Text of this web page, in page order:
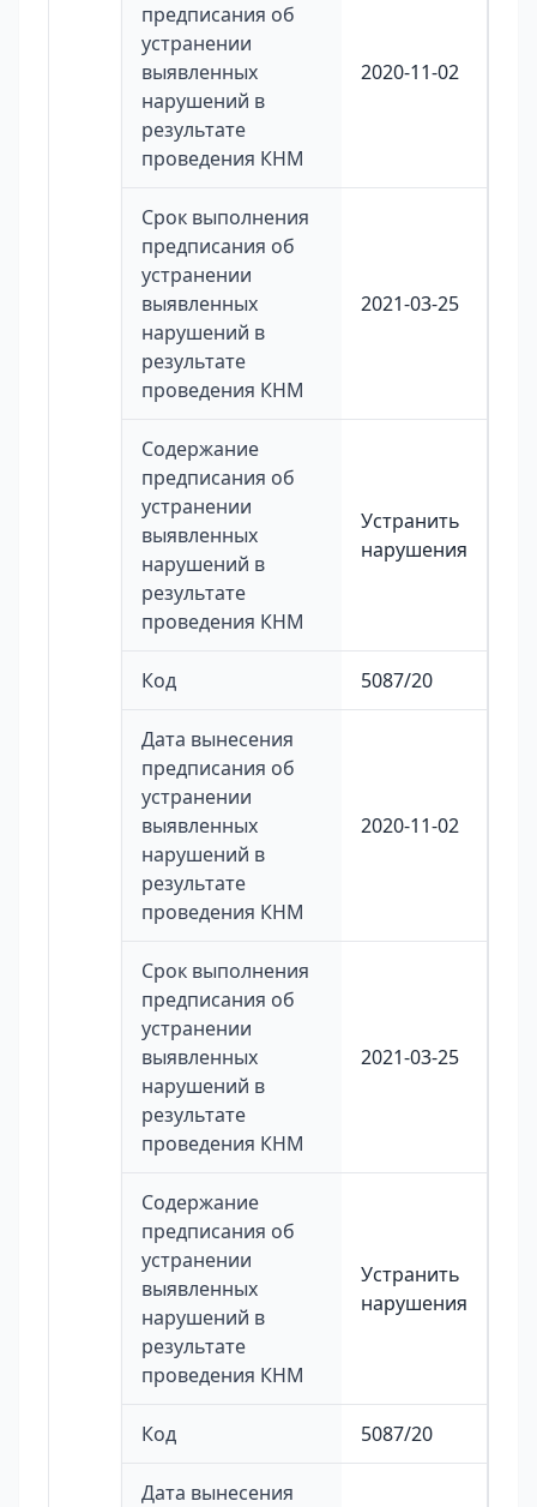
предписания об
устранении
выявленных
нарушений в
результате
проведения КНМ
2020-11-02
Срок выполнения
предписания об
устранении
выявленных
нарушений в
результате
проведения КНМ
2021-03-25
Содержание
предписания об
устранении
выявленных
нарушений в
результате
проведения КНМ
Устранить
нарушения
Код 5087/20
Дата вынесения
предписания об
устранении
выявленных
нарушений в
результате
проведения КНМ
2020-11-02
Срок выполнения
предписания об
устранении
выявленных
нарушений в
результате
проведения КНМ
2021-03-25
Содержание
предписания об
устранении
выявленных
нарушений в
результате
проведения КНМ
Устранить
нарушения
Код 5087/20
Дата вынесения